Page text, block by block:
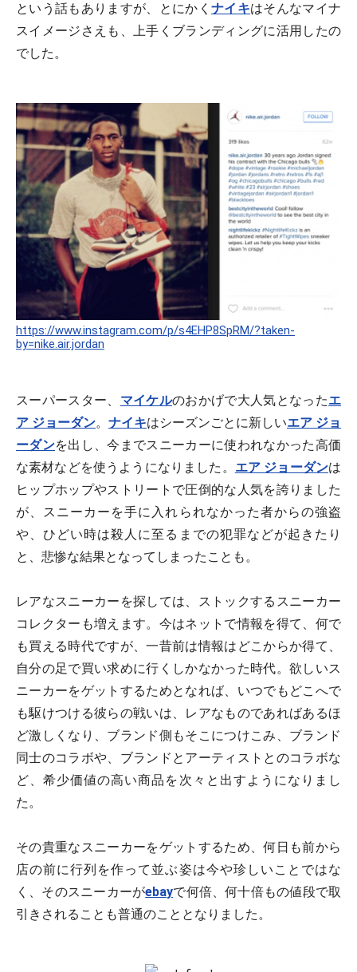
という話もありますが、とにかく ナイキはそんなマイナ
スイメージさえも、上手くブランディングに活用したの
でした。
https://www.instagram.com/p/s4EHP8SpRM/?taken-
by=nike.air.jordan
スーパースター、 マイケルのおかげで大人気となったエ
ア ジョーダン。 ナイキはシーズンごとに新しいエア ジョ
ーダンを出し、今までスニーカーに使われなかった高価
な素材などを使うようになりました。 エア ジョーダンは
ヒップホップやストリートで圧倒的な人気を誇りました
が、スニーカーを手に入れられなかった者からの強盗
や、ひどい時は殺人に至るまでの犯罪などが起きたり
と、悲惨な結果となってしまったことも。
レアなスニーカーを探しては、ストックするスニーカー
コレクターも増えます。今はネットで情報を得て、何で
も買える時代ですが、一昔前は情報はどこからか得て、
自分の足で買い求めに行くしかなかった時代。欲しいス
ニーカーをゲットするためとなれば、いつでもどこへで
も駆けつける彼らの戦いは、レアなものであればあるほ
ど激しくなり、ブランド側もそこにつけこみ、ブランド
同士のコラボや、ブランドとアーティストとのコラボな
ど、希少価値の高い商品を次々と出すようになりまし
た。
その貴重なスニーカーをゲットするため、何日も前から
店の前に行列を作って並ぶ姿は今や珍しいことではな
く、そのスニーカーがebayで何倍、何十倍もの値段で取
引きされることも普通のこととなりました。